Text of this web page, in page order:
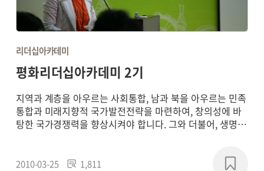
리더십아카데미
평화리더십아카데미 2기
지역과 계층을 아우르는 사회통합, 남과 북을 아우르는 민족
통합과 미래지향적 국가발전전략을 마련하여, 창의성에 바
탕한 국가경쟁력을 향상시켜야 합니다. 그와 더불어, 생명․
2010-03-25 1,811